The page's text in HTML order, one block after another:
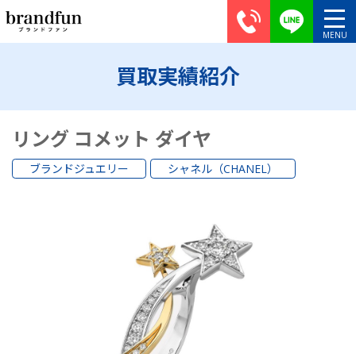
買取実績紹介
リング コメット ダイヤ
ブランドジュエリー シャネル（CHANEL）